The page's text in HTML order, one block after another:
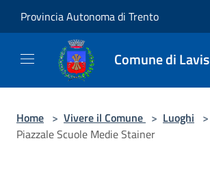
Provincia Autonoma di Trento
Comune di Lavis
Home > Vivere il Comune > Luoghi >
Piazzale Scuole Medie Stainer